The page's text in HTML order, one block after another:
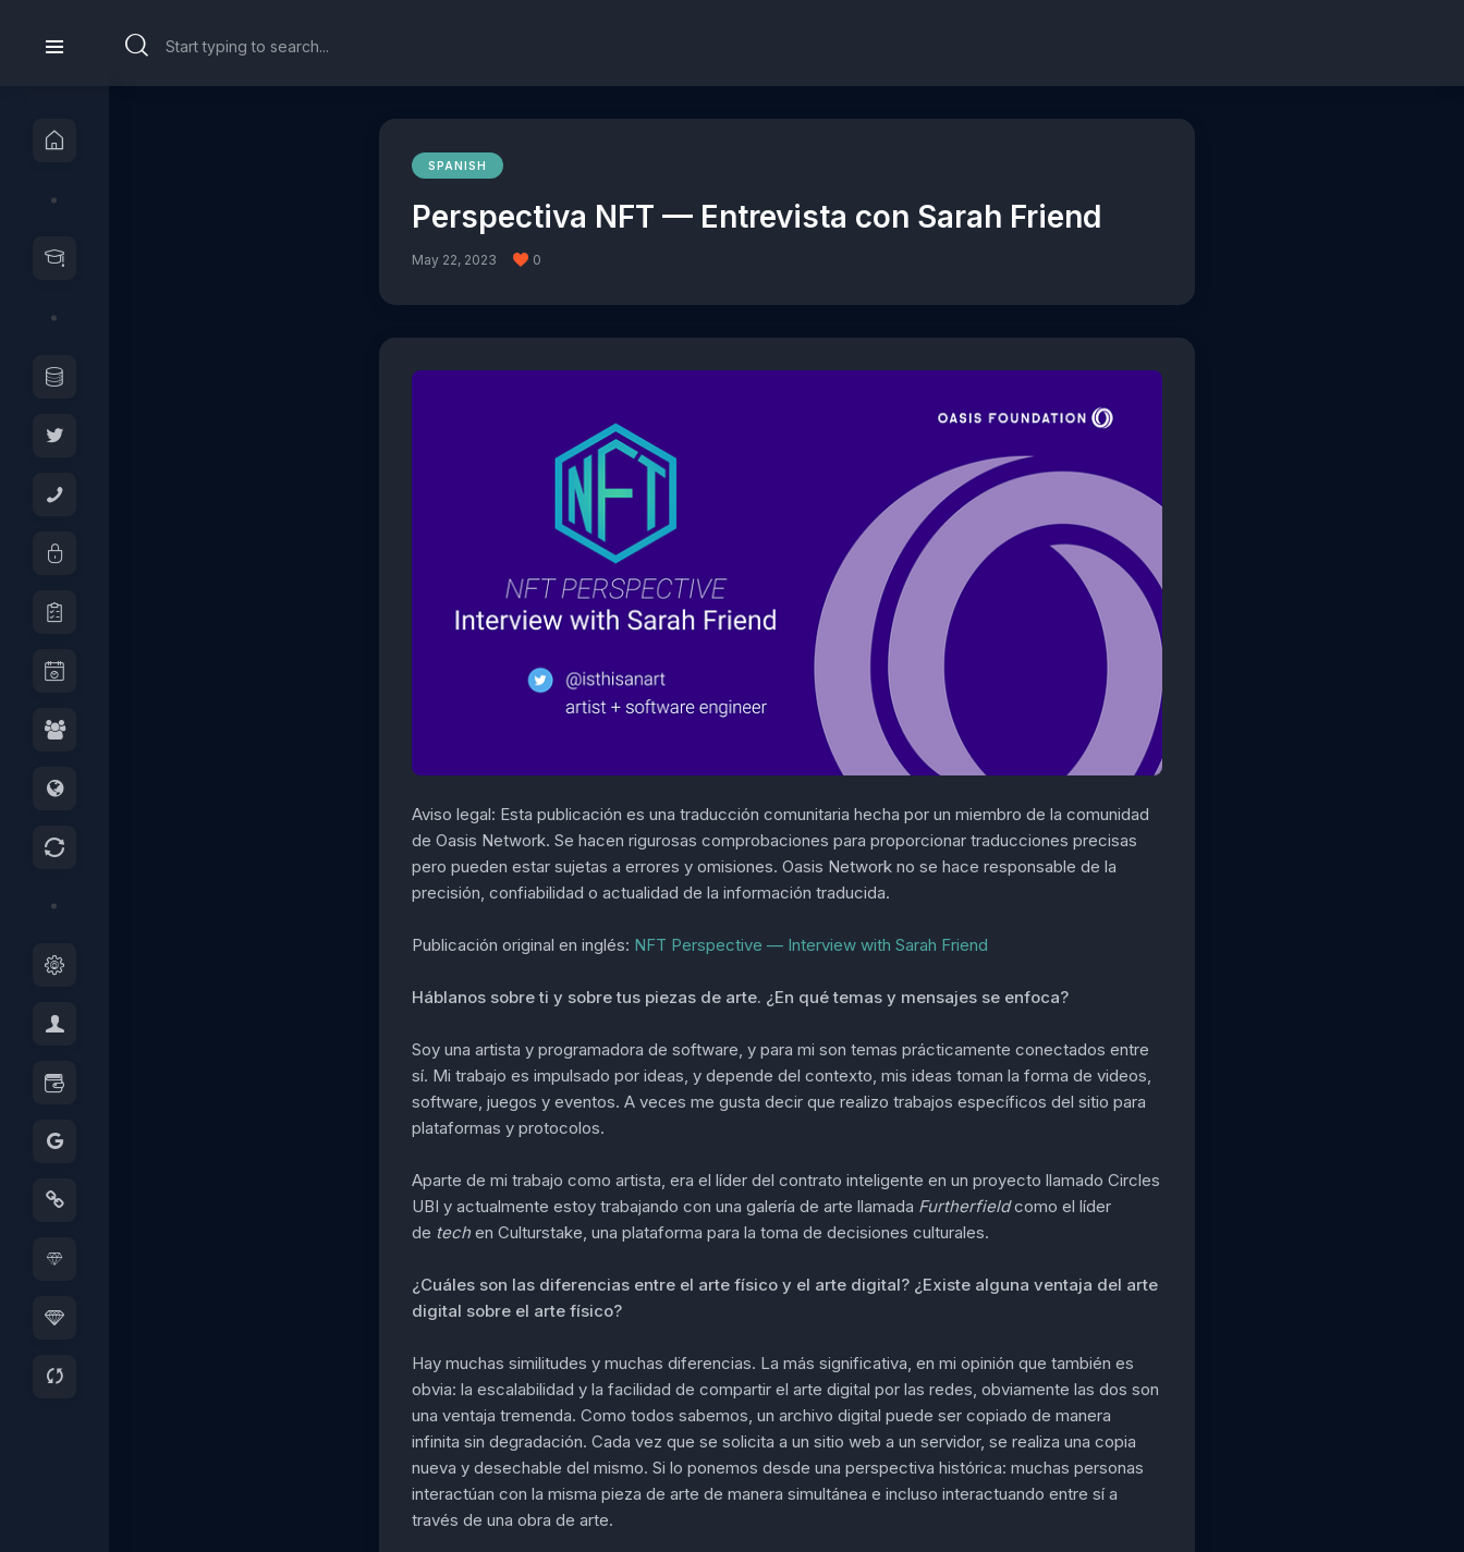
SPANISH
Perspectiva NFT — Entrevista con Sarah Friend
May 22, 2023 0
Aviso legal: Esta publicación es una traducción comunitaria hecha por un miembro de la comunidad
de Oasis Network. Se hacen rigurosas comprobaciones para proporcionar traducciones precisas
pero pueden estar sujetas a errores y omisiones. Oasis Network no se hace responsable de la
precisión, confiabilidad o actualidad de la información traducida.
Publicación original en inglés: NFT Perspective — Interview with Sarah Friend
Háblanos sobre ti y sobre tus piezas de arte. ¿En qué temas y mensajes se enfoca?
Soy una artista y programadora de software, y para mi son temas prácticamente conectados entre
sí. Mi trabajo es impulsado por ideas, y depende del contexto, mis ideas toman la forma de videos,
software, juegos y eventos. A veces me gusta decir que realizo trabajos específicos del sitio para
plataformas y protocolos.
Aparte de mi trabajo como artista, era el líder del contrato inteligente en un proyecto llamado Circles
UBI y actualmente estoy trabajando con una galería de arte llamada Furtherfieldcomo el líder
de techen Culturstake, una plataforma para la toma de decisiones culturales.
¿Cuáles son las diferencias entre el arte físico y el arte digital? ¿Existe alguna ventaja del arte
digital sobre el arte físico?
Hay muchas similitudes y muchas diferencias. La más significativa, en mi opinión que también es
obvia: la escalabilidad y la facilidad de compartir el arte digital por las redes, obviamente las dos son
una ventaja tremenda. Como todos sabemos, un archivo digital puede ser copiado de manera
infinita sin degradación. Cada vez que se solicita a un sitio web a un servidor, se realiza una copia
nueva y desechable del mismo. Si lo ponemos desde una perspectiva histórica: muchas personas
interactúan con la misma pieza de arte de manera simultánea e incluso interactuando entre sí a
través de una obra de arte.